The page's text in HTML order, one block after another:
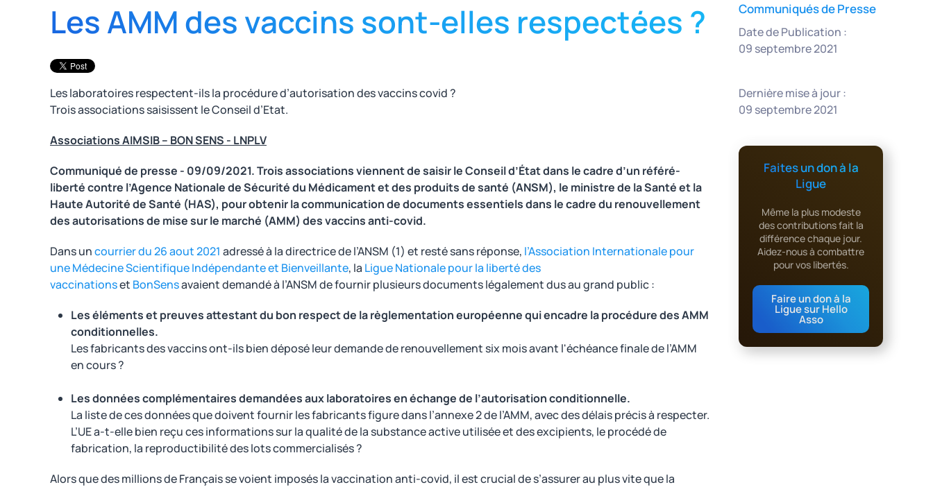
Les AMM des vaccins sont-elles respectées ?
Les laboratoires respectent-ils la procédure d’autorisation des vaccins covid ?
Trois associations saisissent le Conseil d’Etat.
Associations AIMSIB – BON SENS - LNPLV
Communiqué de presse - 09/09/2021. Trois associations viennent de saisir le Conseil d’État dans le cadre d’un référé-
libertécontre l’Agence Nationale de Sécurité du Médicament et des produits de santé (ANSM), le ministre de la Santé et la
Haute Autorité de Santé (HAS), pour obtenir la communication de documents essentiels dans le cadre du renouvellement
des autorisations de mise sur le marché (AMM) des vaccins anti-covid.
Dans uncourrier du 26 aout 2021 adressé à la directrice de l’ANSM (1) et resté sans réponse, l’Association Internationale pour
une Médecine Scientifique Indépendante et Bienveillante, la Ligue Nationale pour la liberté des
vaccinationset BonSensavaient demandé à l’ANSM de fournir plusieurs documents légalement dus au grand public :
Les éléments et preuves attestant du bon respect de la règlementation européenne qui encadre la procédure des AMM
conditionnelles.
Les fabricants des vaccins ont-ils bien déposé leur demande de renouvellement six mois avant l'échéance finale de l’AMM
en cours ?
Les données complémentaires demandées aux laboratoires en échange de l’autorisation conditionnelle.
La liste de ces données que doivent fournir les fabricants figure dans l’annexe 2 de l’AMM, avec des délais précis à respecter.
L’UE a-t-elle bien reçu ces informations sur la qualité de la substance active utilisée et des excipients, le procédé de
fabrication, la reproductibilité des lots commercialisés ?
Alors que des millions de Français se voient imposés la vaccination anti-covid, il est crucial de s’assurer au plus vite que la
Communiqués de Presse
Date de Publication :
09 septembre 2021
Dernière mise à jour :
09 septembre 2021
Faites un don à la
Ligue
Même la plus modeste
des contributions fait la
différence chaque jour.
Aidez-nous à combattre
pour vos libertés.
Faire un don à la
Ligue sur Hello
Asso